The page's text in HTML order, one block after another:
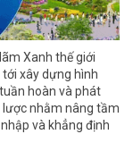
Xanh thế giới
tới xây dựng hình
hoàn và phát
lược nhằm nâng tầm
và khẳng định